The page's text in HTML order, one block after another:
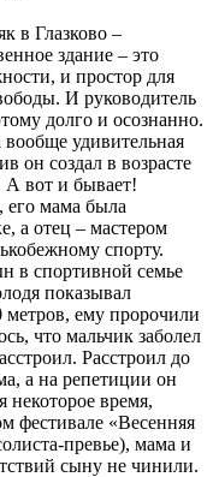
в Глазково –
здание – это
и простор для
И руководитель
долго и осознанно.
вообще удивительная
он создал в возрасте
А вот и бывает!
его мама была
а отец – мастером
спорту.
в спортивной семье
показывал
метров, ему пророчили
что мальчик заболел
Расстроил до
а на репетиции он
некоторое время,
фестивале «Весенняя
превье), мама и
сыну не чинили.